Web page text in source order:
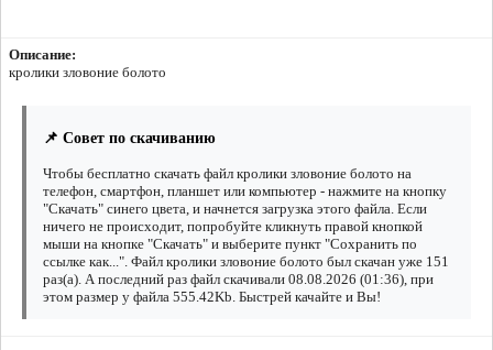
Описание:
кролики зловоние болото
📌 Совет по скачиванию
Чтобы бесплатно скачать файл кролики зловоние болото на
телефон, смартфон, планшет или компьютер - нажмите на кнопку
"Скачать" синего цвета, и начнется загрузка этого файла. Если
ничего не происходит, попробуйте кликнуть правой кнопкой
мыши на кнопке "Скачать" и выберите пункт "Сохранить по
ссылке как...". Файл кролики зловоние болото был скачан уже 151
раз(а). А последний раз файл скачивали 08.08.2026 (01:36), при
этом размер у файла 555.42Kb. Быстрей качайте и Вы!